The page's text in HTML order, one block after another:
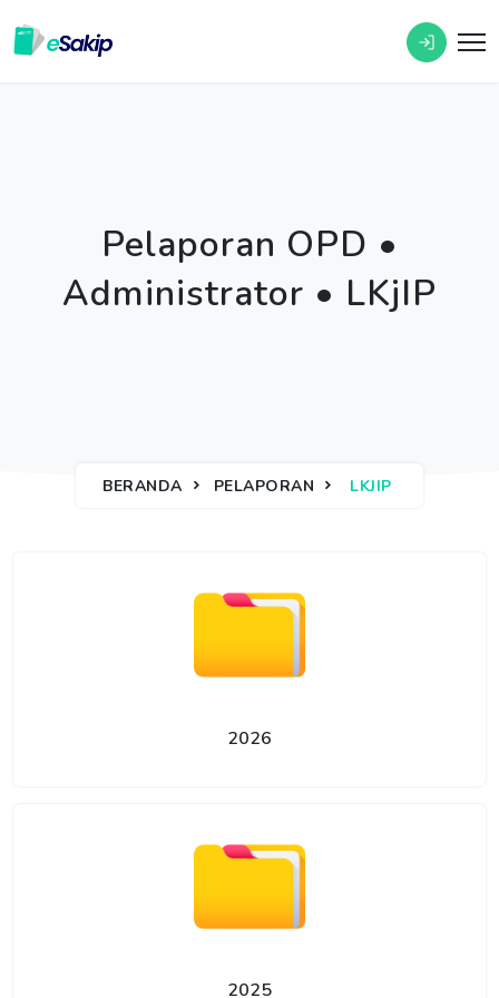
Pelaporan OPD •
Administrator • LKjIP
BERANDA PELAPORAN LKJIP
2026
2025